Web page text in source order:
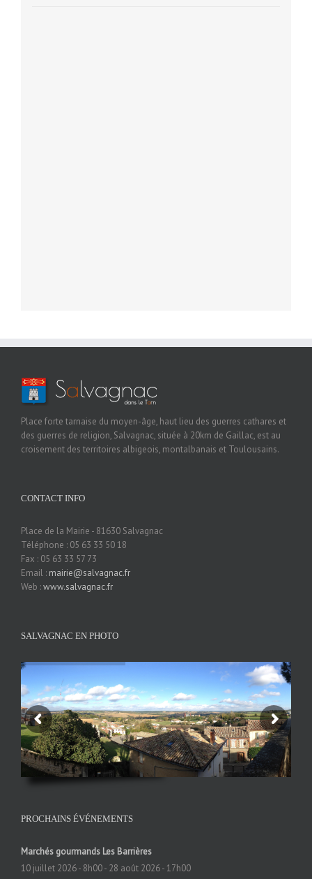
Place forte tarnaise du moyen-âge, haut lieu des guerres cathares et
des guerres de religion, Salvagnac, située à 20km de Gaillac, est au
croisement des territoires albigeois, montalbanais et Toulousains.
CONTACT INFO
Place de la Mairie - 81630 Salvagnac
Téléphone : 05 63 33 50 18
Fax : 05 63 33 57 73
Email : mairie@salvagnac.fr
Web :www.salvagnac.fr
SALVAGNAC EN PHOTO
PROCHAINS ÉVÉNEMENTS
Marchés gourmands Les Barrières
10 juillet 2026 - 8h00- 28 août 2026 - 17h00